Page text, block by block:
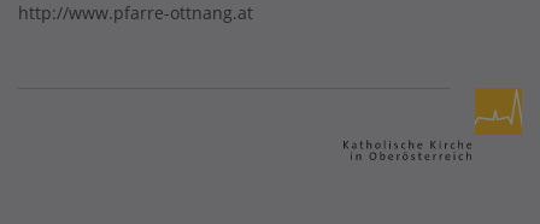
http://www.pfarre-ottnang.at